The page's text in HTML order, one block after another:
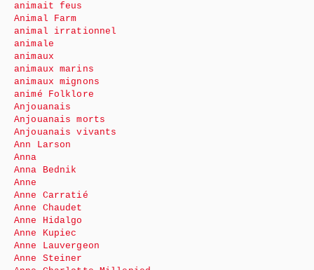
animait feus
Animal Farm
animal irrationnel
animale
animaux
animaux marins
animaux mignons
animé Folklore
Anjouanais
Anjouanais morts
Anjouanais vivants
Ann Larson
Anna
Anna Bednik
Anne
Anne Carratié
Anne Chaudet
Anne Hidalgo
Anne Kupiec
Anne Lauvergeon
Anne Steiner